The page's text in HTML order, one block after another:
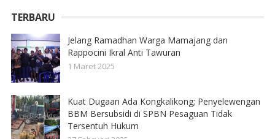
TERBARU
Jelang Ramadhan Warga Mamajang dan
Rappocini Ikral Anti Tawuran
1 Maret 2025
Kuat Dugaan Ada Kongkalikong; Penyelewengan
BBM Bersubsidi di SPBN Pesaguan Tidak
Tersentuh Hukum